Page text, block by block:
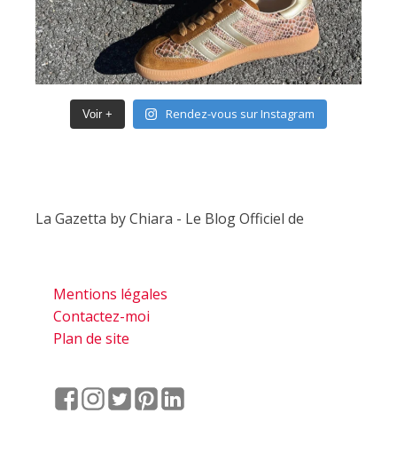
Voir + Rendez-vous sur Instagram
La Gazetta by Chiara - Le Blog Officiel de
Mentions légales
Contactez-moi
Plan de site